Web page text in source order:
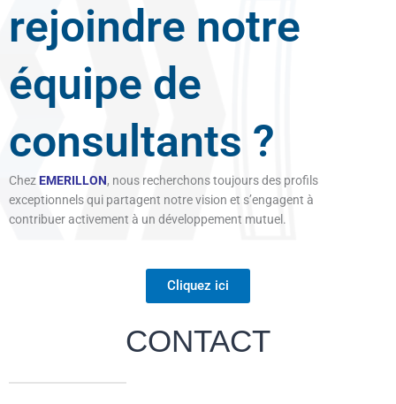
rejoindre notre
équipe de
consultants ?
Chez EMERILLON, nous recherchons toujours des profils
exceptionnels qui partagent notre vision et s’engagent à
contribuer activement à un développement mutuel.
Cliquez ici
CONTACT